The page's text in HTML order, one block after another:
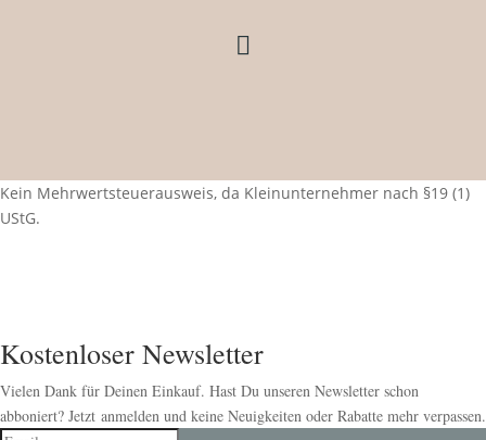

Kein Mehrwertsteuerausweis, da Kleinunternehmer nach §19 (1)
UStG.
Kostenloser Newsletter
Vielen Dank für Deinen Einkauf. Hast Du unseren Newsletter schon
abboniert? Jetzt anmelden und keine Neuigkeiten oder Rabatte mehr verpassen.